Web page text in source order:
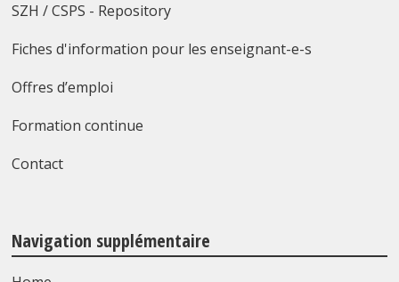
SZH / CSPS - Repository
Fiches d'information pour les enseignant-e-s
Offres d’emploi
Formation continue
Contact
Navigation supplémentaire